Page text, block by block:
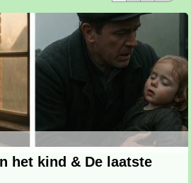
het kind & De laatste